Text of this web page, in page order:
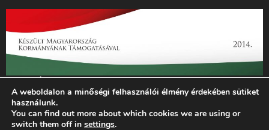
„Az Új Ember katolikus hetilap 2014. évi működésének
támogatását az EGYH-KCP-14-P-0121 sz. támogatási
szerződés keretében 3 000 000 Ft összegben támogatta az
Emberi Erőforrások Minisztériuma.”
A weboldalon a minőségi felhasználói élmény érdekében sütiket
használunk.
You can find out more about which cookies we are using or
switch them off in settings.